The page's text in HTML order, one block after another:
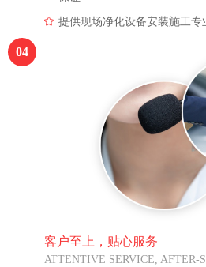
提供现场净化设备安装施工
04
客户至上，贴心服务
ATTENTIVE SERVICE, AFTER-